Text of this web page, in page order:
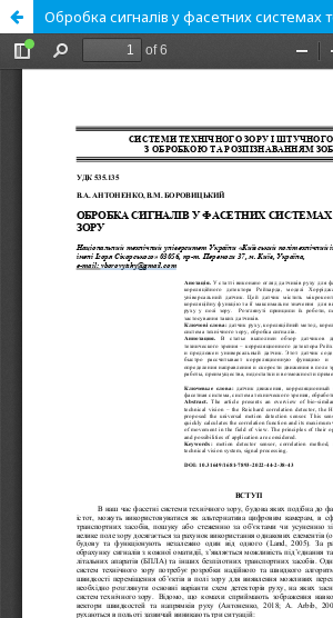
Обробка сигналів у фасетних системах